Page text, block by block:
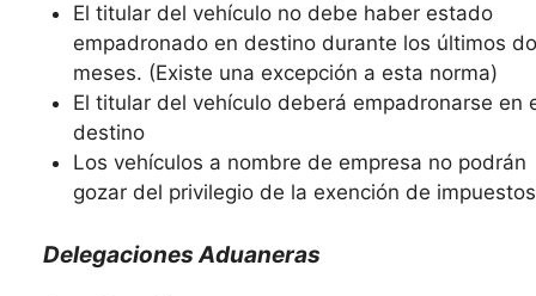
El titular del vehículo no debe haber estado
empadronado en destino durante los últimos
meses. (Existe una excepción a esta norma)
El titular del vehículo deberá empadronarse en
destino
Los vehículos a nombre de empresa no podrán
gozar del privilegio de la exención de impuestos
Delegaciones Aduaneras